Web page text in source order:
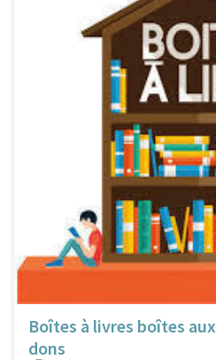
Boîtes à livres boîtes aux
dons